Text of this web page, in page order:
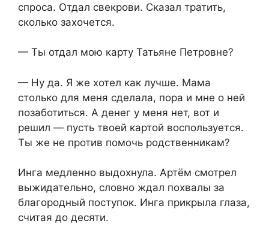
спроса. Отдал свекрови. Сказал тратить,
сколько захочется.
— Ты отдал мою карту Татьяне Петровне?
— Ну да. Я же хотел как лучше. Мама
столько для меня сделала, пора и мне о ней
позаботиться. А денег у меня нет, вот и
решил — пусть твоей картой воспользуется.
Ты же не против помочь родственникам?
Инга медленно выдохнула. Артём смотрел
выжидательно, словно ждал похвалы за
благородный поступок. Инга прикрыла глаза,
считая до десяти.